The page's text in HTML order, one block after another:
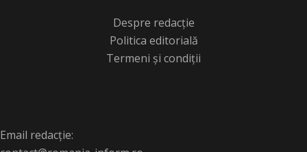
Despre redacție
Politica editorială
Termeni și condiții
Email redacție: